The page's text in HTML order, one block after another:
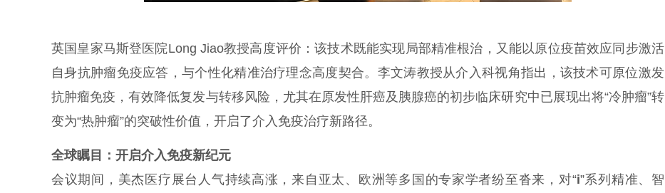
英国皇家马斯登医院Long Jiao教授高度评价：该技术既能实现局部精准根治，又能以原位疫苗效应同步激活
自身抗肿瘤免疫应答，与个性化精准治疗理念高度契合。李文涛教授从介入科视角指出，该技术可原位激发
抗肿瘤免疫，有效降低复发与转移风险，尤其在原发性肝癌及胰腺癌的初步临床研究中已展现出将“冷肿瘤”转
变为“热肿瘤”的突破性价值，开启了介入免疫治疗新路径。
全球瞩目：开启介入免疫新纪元
会议期间，美杰医疗展台人气持续高涨，来自亚太、欧洲等多国的专家学者纷至沓来，对“i”系列精准、智